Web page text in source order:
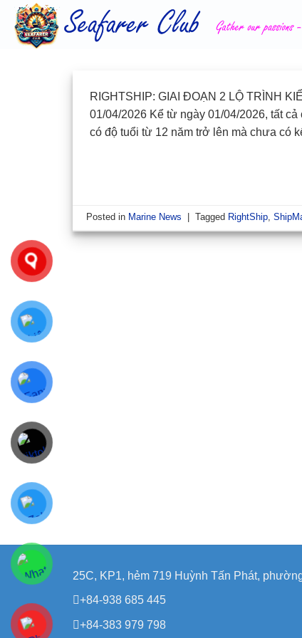
Skip
content
RIGHTSHIP: GIAI ĐOẠN 2 LỘ TRÌNH
01/04/2026 Kể từ ngày 01/04/2026, tất
có độ tuổi từ 12 năm trở lên mà chưa có
Posted in Marine News Tagged RightShip,
25C, KP1, hẻm 719 Huỳnh Tấn Phát,
+84-938 685 445
+84-383 979 798